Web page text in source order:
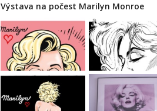
Výstava na počest Marilyn Monroe